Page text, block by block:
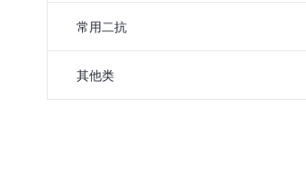
常用二抗
其他类